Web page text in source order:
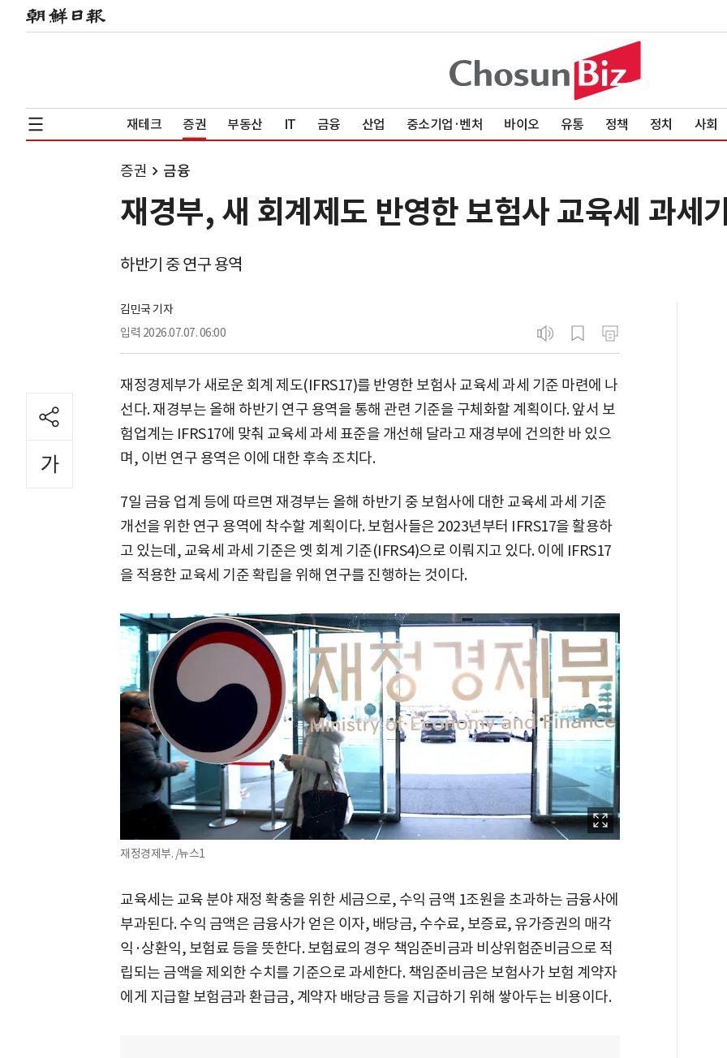
재테크 증권 부동산 IT 금융 산업 중소기업·벤처 바이오 유통 정책 정치 사회
증권 금융
재경부, 새 회계제도 반영한 보험사 교육세 과세
하반기 중 연구 용역
김민국 기자
입력 2026.07.07. 06:00
재정경제부가 새로운 회계 제도(IFRS17)를 반영한 보험사 교육세 과세 기준 마련에 나
선다. 재경부는 올해 하반기 연구 용역을 통해 관련 기준을 구체화할 계획이다. 앞서 보
험업계는 IFRS17에 맞춰 교육세 과세 표준을 개선해 달라고 재경부에 건의한 바 있으
며, 이번 연구 용역은 이에 대한 후속 조치다.
7일 금융 업계 등에 따르면 재경부는 올해 하반기 중 보험사에 대한 교육세 과세 기준
개선을 위한 연구 용역에 착수할 계획이다. 보험사들은 2023년부터 IFRS17을 활용하
고 있는데, 교육세 과세 기준은 옛 회계 기준(IFRS4)으로 이뤄지고 있다. 이에 IFRS17
을 적용한 교육세 기준 확립을 위해 연구를 진행하는 것이다.
재정경제부. /뉴스1
교육세는 교육 분야 재정 확충을 위한 세금으로, 수익 금액 1조원을 초과하는 금융사에
부과된다. 수익 금액은 금융사가 얻은 이자, 배당금, 수수료, 보증료, 유가증권의 매각
익·상환익, 보험료 등을 뜻한다. 보험료의 경우 책임준비금과 비상위험준비금으로 적
립되는 금액을 제외한 수치를 기준으로 과세한다. 책임준비금은 보험사가 보험 계약자
에게 지급할 보험금과 환급금, 계약자 배당금 등을 지급하기 위해 쌓아두는 비용이다.